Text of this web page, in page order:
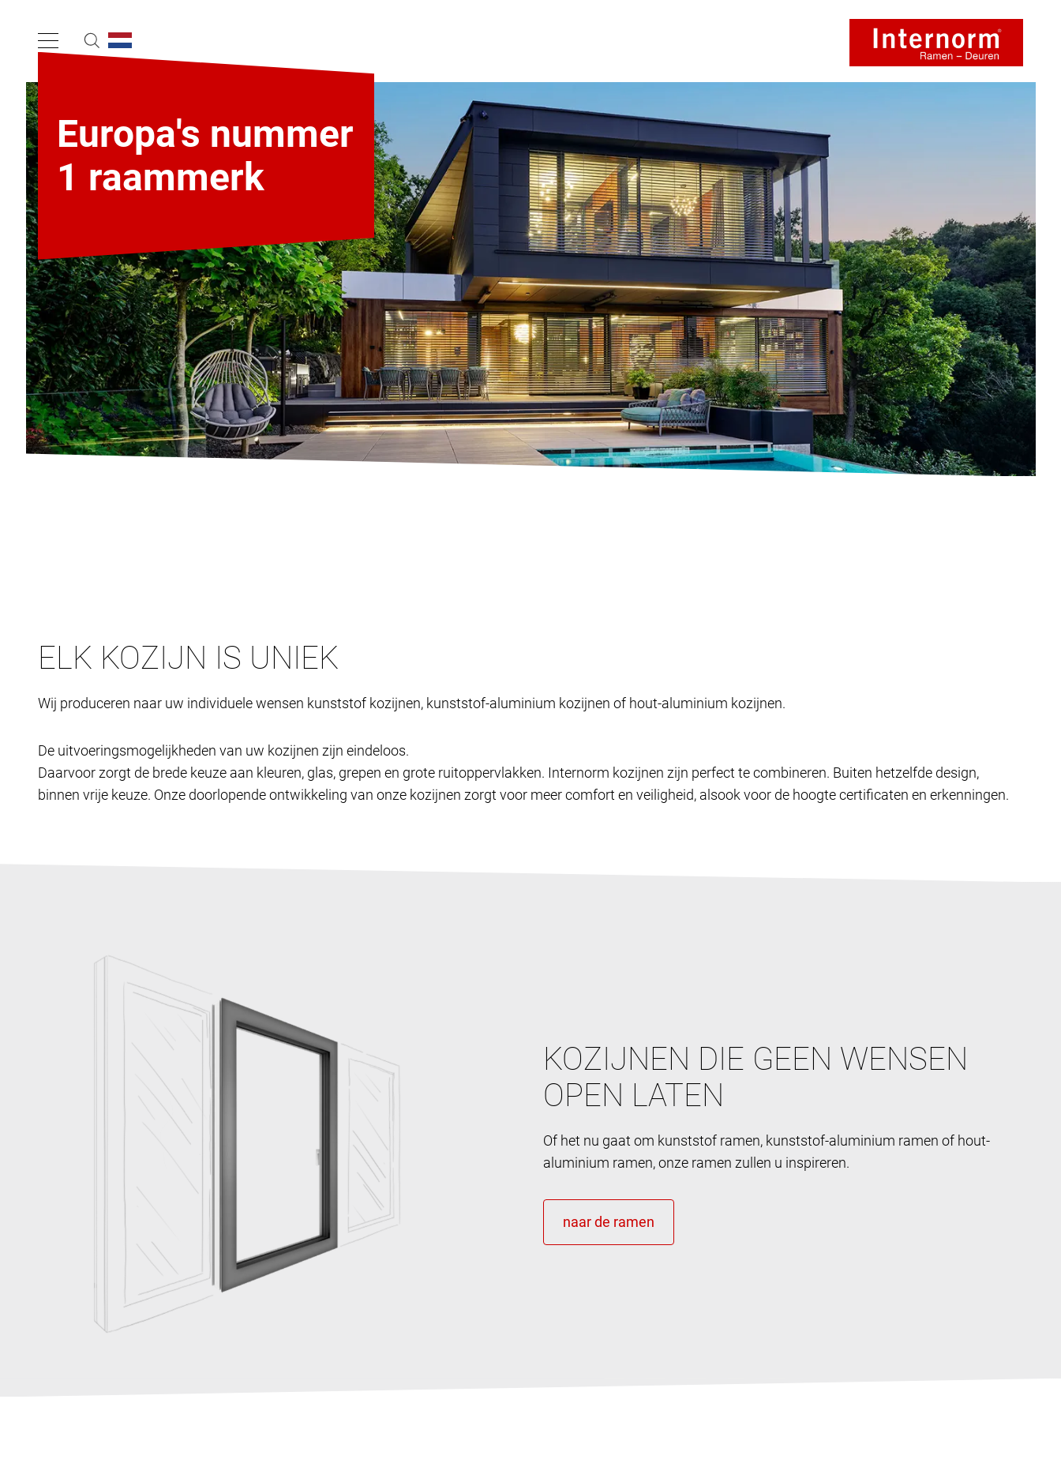
Europa's nummer
1 raammerk
ELK KOZIJN IS UNIEK
Wij produceren naar uw individuele wensen kunststof kozijnen, kunststof-aluminium kozijnen of hout-aluminium kozijnen.
De uitvoeringsmogelijkheden van uw kozijnen zijn eindeloos.
Daarvoor zorgt de brede keuze aan kleuren, glas, grepen en grote ruitoppervlakken. Internorm kozijnen zijn perfect te combineren. Buiten hetzelfde design,
binnen vrije keuze. Onze doorlopende ontwikkeling van onze kozijnen zorgt voor meer comfort en veiligheid, alsook voor de hoogte certificaten en erkenningen.
KOZIJNEN DIE GEEN WENSEN
OPEN LATEN
Of het nu gaat om kunststof ramen, kunststof-aluminium ramen of hout-
aluminium ramen, onze ramen zullen u inspireren.